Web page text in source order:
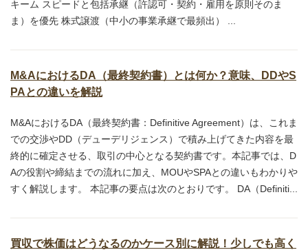
キーム スピードと包括承継（許認可・契約・雇用を原則そのま
ま）を優先 株式譲渡（中小の事業承継で最頻出） ...
M&AにおけるDA（最終契約書）とは何か？意味、DDやS
PAとの違いを解説
M&AにおけるDA（最終契約書：Definitive Agreement）は、これま
での交渉やDD（デューデリジェンス）で積み上げてきた内容を最
終的に確定させる、取引の中心となる契約書です。本記事では、D
Aの役割や締結までの流れに加え、MOUやSPAとの違いもわかりや
すく解説します。 本記事の要点は次のとおりです。 DA（Definiti...
買収で株価はどうなるのかケース別に解説！少しでも高く